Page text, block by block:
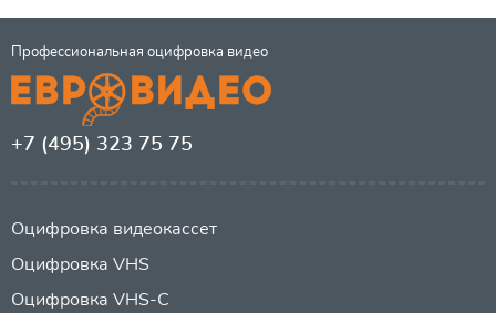
Профессиональная оцифровка видео
+7 (495) 323 75 75
Оцифровка видеокассет
Оцифровка VHS
Оцифровка VHS-C